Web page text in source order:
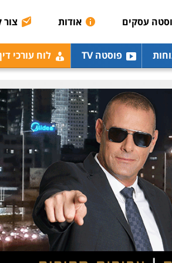
עסקים אודות
פוסטה TV לוח עורכי דין
מחיקת כתבות מגוגל
ודחיקת אזכורים שליליים
דין
0522508109
אחסון אתרים
מהירות הגנה גיבוי
תמיכה שירותים
לעורכי דין
מרכז התחלה חדשה
אסירים עבירות מין
שירותים מקצועיים
דין
0544500346
מאיה בלום, עו"ס,
טיפול ושיקום
טיפול בהתמכרויות